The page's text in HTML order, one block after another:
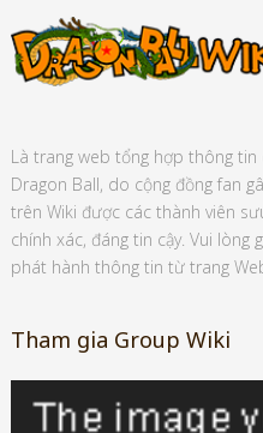
Là trang web tổng hợp thông
chính xác, đáng tin cậy. Vui lòng
phát hành thông tin từ trang
Tham gia Group Wiki